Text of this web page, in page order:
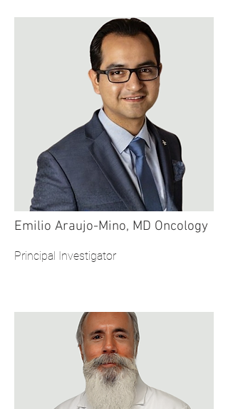
Emilio Araujo-Mino, MD Oncology
Principal Investigator